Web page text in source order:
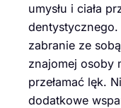
umysłu i ciała
zabranie ze
znajomej osoby
przełamać lęk.
dodatkowe